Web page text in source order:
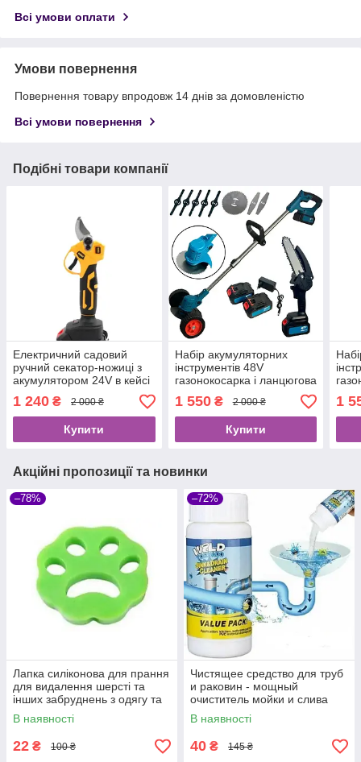
Всі умови оплати
Умови повернення
Повернення товару впродовж 14 днів за домовленістю
Всі умови повернення
Подібні товари компанії
Електричний садовий
ручний секатор-ножиці з
акумулятором 24V в кейсі
2 АКБ Жовтий
1 240 ₴ 2 000 ₴
Купити
Набір акумуляторних
інструментів 48V
газонокосарка і ланцюгова
міні-пила
1 550₴ 2 000 ₴
Купити
1
Акційні пропозиції та новинки
–78%
Лапка силіконова для прання
для видалення шерсті та
інших забруднень з одягу та
меблів
В наявності
22 ₴ 100 ₴
–72%
Чистящее средство для труб
и раковин - мощный
очиститель мойки и слива
Wild Tornado Sink Drain
Cleaner
В наявності
40 ₴ 145 ₴